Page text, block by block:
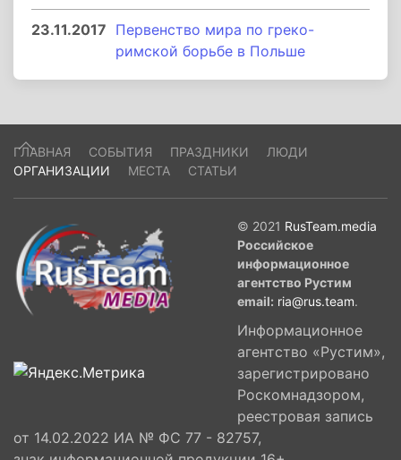
23.11.2017 Первенство мира по греко-
римской борьбе в Польше
ГЛАВНАЯ СОБЫТИЯ ПРАЗДНИКИ
ЛЮДИ
ОРГАНИЗАЦИИ
МЕСТА СТАТЬИ
© 2021 RusTeam.media
Российское
информационное
агентство Рустим
email: ria@rus.team.
Информационное
агентство «Рустим»,
зарегистрировано
Роскомнадзором,
реестровая запись
от 14.02.2022 ИА № ФС 77 - 82757,